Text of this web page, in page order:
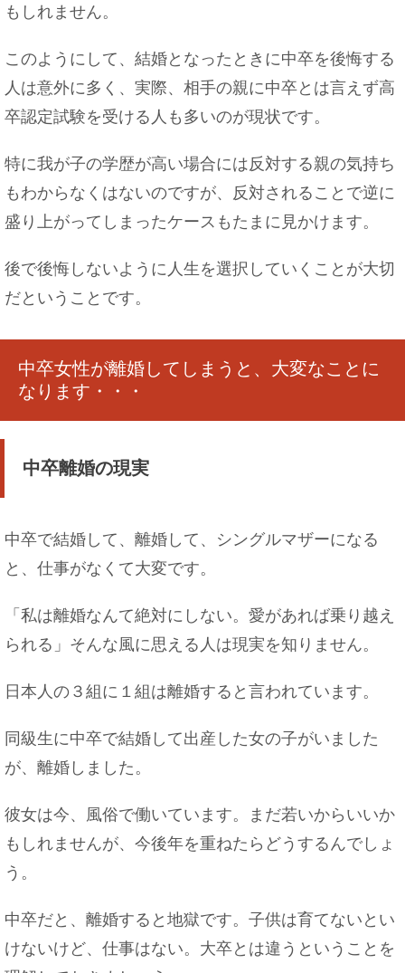
もしれません。
このようにして、結婚となったときに中卒を後悔する
人は意外に多く、実際、相手の親に中卒とは言えず高
卒認定試験を受ける人も多いのが現状です。
特に我が子の学歴が高い場合には反対する親の気持ち
もわからなくはないのですが、反対されることで逆に
盛り上がってしまったケースもたまに見かけます。
後で後悔しないように人生を選択していくことが大切
だということです。
中卒女性が離婚してしまうと、大変なことに
なります・・・
中卒離婚の現実
中卒で結婚して、離婚して、シングルマザーになる
と、仕事がなくて大変です。
「私は離婚なんて絶対にしない。愛があれば乗り越え
られる」そんな風に思える人は現実を知りません。
日本人の３組に１組は離婚すると言われています。
同級生に中卒で結婚して出産した女の子がいました
が、離婚しました。
彼女は今、風俗で働いています。まだ若いからいいか
もしれませんが、今後年を重ねたらどうするんでしょ
う。
中卒だと、離婚すると地獄です。子供は育てないとい
けないけど、仕事はない。大卒とは違うということを